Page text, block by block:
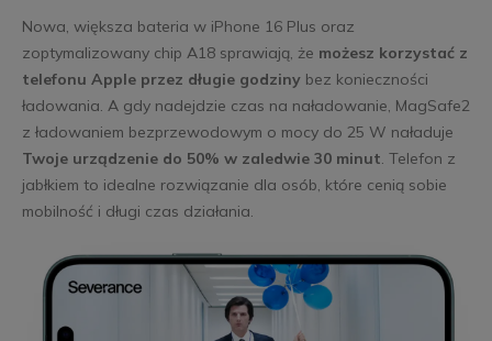
Nowa, większa bateria w iPhone 16 Plus oraz
zoptymalizowany chip A18 sprawiają, że możesz korzystać z
telefonu Apple przez długie godzinybez konieczności
ładowania. A gdy nadejdzie czas na naładowanie, MagSafe2
z ładowaniem bezprzewodowym o mocy do 25 W naładuje
Twoje urządzenie do 50% w zaledwie 30 minut. Telefon z
jabłkiem to idealne rozwiązanie dla osób, które cenią sobie
mobilność i długi czas działania.